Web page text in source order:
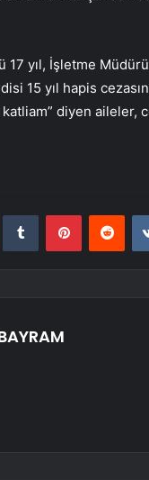
yıl, İşletme
15 yıl hapis
katliam” diyen
Tumblr Pinterest